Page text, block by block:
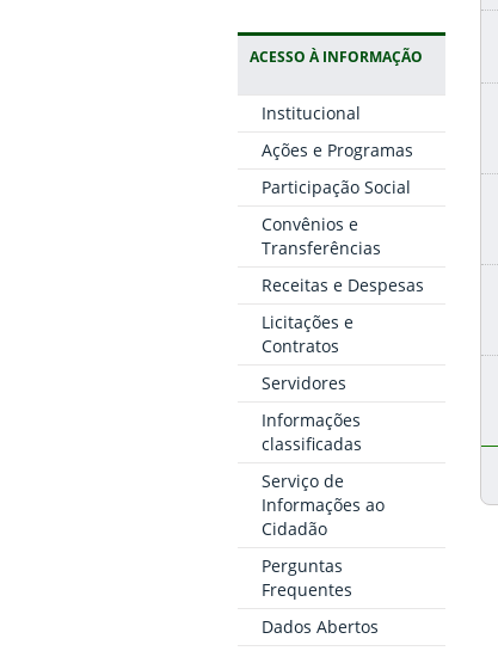
ACESSO À INFORMAÇÃO
Institucional
Ações e Programas
Participação Social
Convênios e
Transferências
Receitas e Despesas
Licitações e
Contratos
Servidores
Informações
classificadas
Serviço de
Informações ao
Cidadão
Perguntas
Frequentes
Dados Abertos